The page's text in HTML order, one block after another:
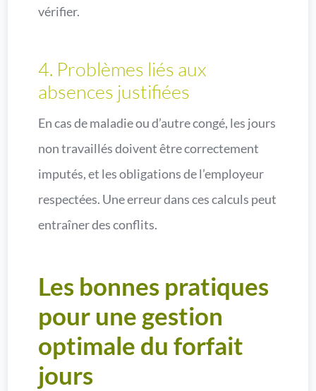
vérifier.
4. Problèmes liés aux
absences justifiées
En cas de maladie ou d’autre congé, les jours
non travaillés doivent être correctement
imputés, et les obligations de l’employeur
respectées. Une erreur dans ces calculs peut
entraîner des conflits.
Les bonnes pratiques
pour une gestion
optimale du forfait
jours